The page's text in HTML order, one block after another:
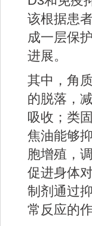
该根据患
成一层保
进展。
其中，角
的脱落，
吸收；类
焦油能够
胞增殖，
促进身体
制剂通过
常反应的作